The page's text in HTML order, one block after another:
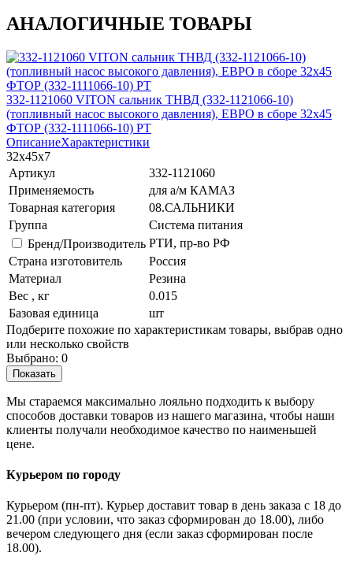
АНАЛОГИЧНЫЕ ТОВАРЫ
332-1121060 VITON сальник ТНВД (332-1121066-10)
(топливный насос высокого давления), ЕВРО в сборе 32х45
ФТОР (332-1111066-10) РТ
ОписаниеХарактеристики
32х45х7
Артикул
332-1121060
Применяемость
для а/м КАМАЗ
Товарная категория
08.САЛЬНИКИ
Группа
Система питания
Бренд/Производитель РТИ, пр-во РФ
Страна изготовитель
Россия
Материал
Резина
Вес , кг
0.015
Базовая единица
шт
Подберите похожие по характеристикам товары, выбрав одно
или несколько свойств
Выбрано: 0
Показать
Мы стараемся максимально лояльно подходить к выбору
способов доставки товаров из нашего магазина, чтобы наши
клиенты получали необходимое качество по наименьшей
цене.
Курьером по городу
Курьером (пн-пт). Курьер доставит товар в день заказа с 18 до
21.00 (при условии, что заказ сформирован до 18.00), либо
вечером следующего дня (если заказ сформирован после
18.00).